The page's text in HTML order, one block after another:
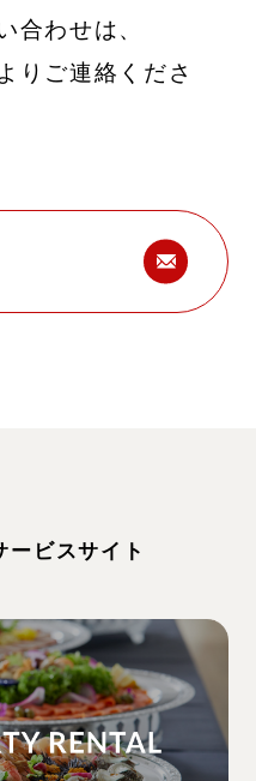
合わせは、
りご連絡くださ
ービスサイト